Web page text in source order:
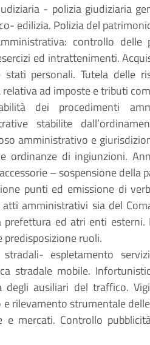
- polizia giudiziaria
edilizia. Polizia del
controllo
ed intrattenimenti.
stati personali. Tutela delle
ad imposte e tributi
dei procedimenti
stabilite
amministrativo e
ordinanze di ingiunzioni.
– sospensione della
punti ed emissione di
amministrativi sia del
prefettura ed atri enti esterni.
predisposizione ruoli.
stradali- espletamento
stradale mobile.
degli ausiliari del traffico.
e rilevamento strumentale
e mercati. Controllo